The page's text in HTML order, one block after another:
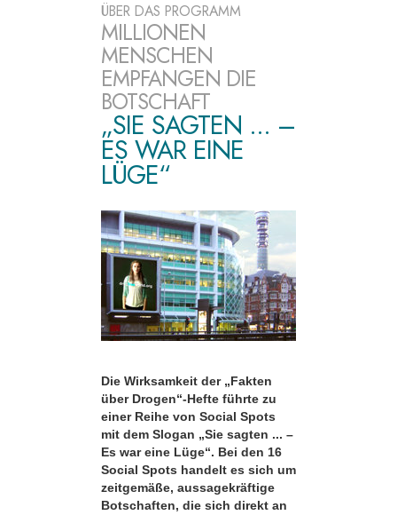
ÜBER DAS PROGRAMM
MILLIONEN
MENSCHEN
EMPFANGEN DIE
BOTSCHAFT
„SIE SAGTEN ... –
ES WAR EINE
LÜGE“
Die Wirksamkeit der „Fakten
über Drogen“-Hefte führte zu
einer Reihe von Social Spots
mit dem Slogan „Sie sagten ... –
Es war eine Lüge“. Bei den 16
Social Spots handelt es sich um
zeitgemäße, aussagekräftige
Botschaften, die sich direkt an